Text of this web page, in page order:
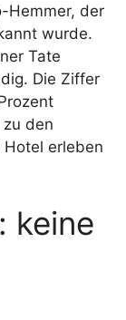
Hemmer, der
wurde.
Tate
Die Ziffer
den
erleben
keine